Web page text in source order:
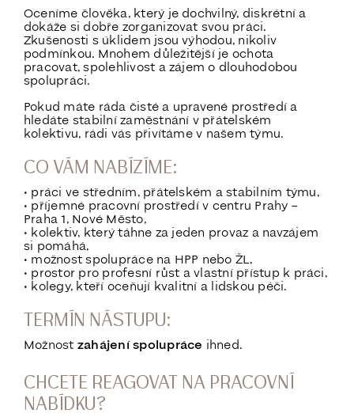
Oceníme člověka, který je dochvilný, diskrétní a
dokáže si dobře zorganizovat svou práci.
Zkušenosti s úklidem jsou výhodou, nikoliv
podmínkou. Mnohem důležitější je ochota
pracovat, spolehlivost a zájem o dlouhodobou
spolupráci.
Pokud máte ráda čisté a upravené prostředí a
hledáte stabilní zaměstnání v přátelském
kolektivu, rádi vás přivítáme v našem týmu.
CO VÁM NABÍZÍME:
• práci ve středním, přátelském a stabilním týmu,
• příjemné pracovní prostředí v centru Prahy –
Praha 1, Nové Město,
• kolektiv, který táhne za jeden provaz a navzájem
si pomáhá,
• možnost spolupráce na HPP nebo ŽL,
• prostor pro profesní růst a vlastní přístup k práci,
• kolegy, kteří oceňují kvalitní a lidskou péči.
TERMÍN NÁSTUPU:
Možnost zahájení spolupráce ihned.
CHCETE REAGOVAT NA PRACOVNÍ
NABÍDKU?